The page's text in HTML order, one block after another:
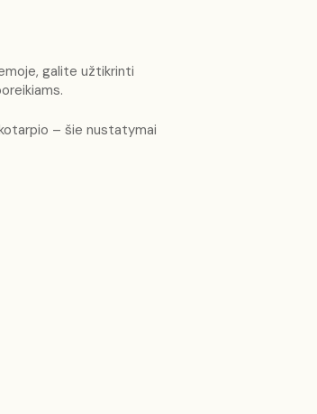
galite užtikrinti
– šie nustatymai